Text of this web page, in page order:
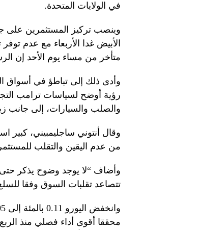
في الولايات المتحدة.
وينصب تركيز المستثمرين على
الأبيض غدا الأربعاء مع عدم
متأخر من مساء يوم الأحد إن
وأدى ذلك إلى تباطؤ في أسواق
رؤية أوضح لسياسات ترامب
والصلب والسيارات، إلى جانب
وقال أنتوني ساجليمبيني، كبير
من عدم اليقين والتقلب
وأضاف “لا يوجد وضوح يذكر حتى
تتصاعد تقلبات السوق وفقا